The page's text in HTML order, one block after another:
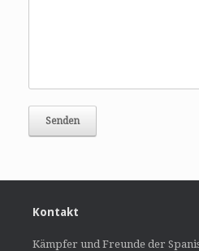
Kontakt
Kämpfer und Freunde der